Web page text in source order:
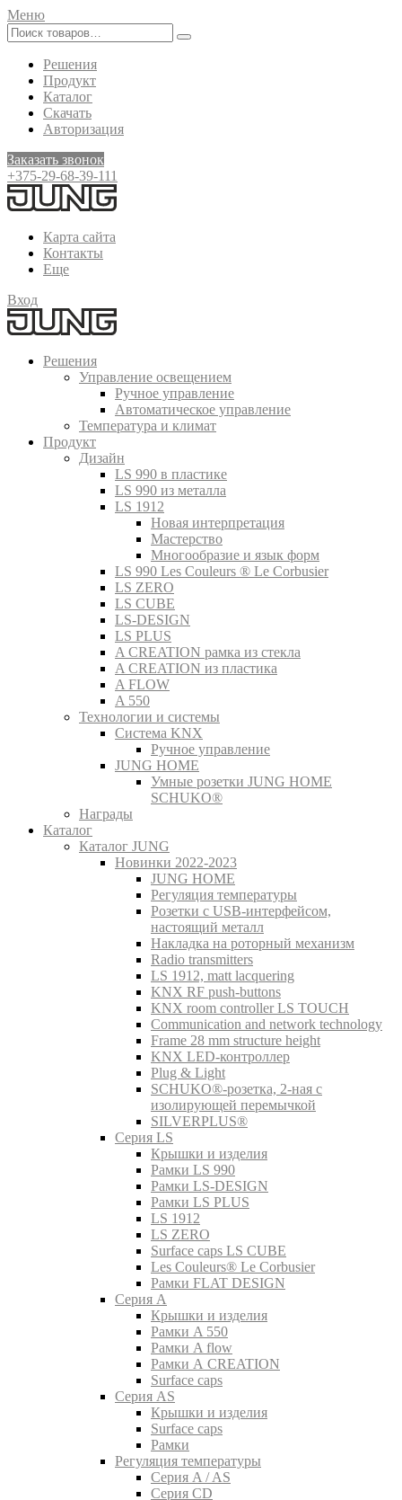
Меню
Решения
Продукт
Каталог
Скачать
Авторизация
Заказать звонок
+375-29-68-39-111
Карта сайта
Контакты
Еще
Вход
Решения
Управление освещением
Ручное управление
Автоматическое управление
Температура и климат
Продукт
Дизайн
LS 990 в пластике
LS 990 из металла
LS 1912
Новая интерпретация
Мастерство
Многообразие и язык форм
LS 990 Les Couleurs ® Le Corbusier
LS ZERO
LS CUBE
LS-DESIGN
LS PLUS
A CREATION рамка из стекла
A CREATION из пластика
A FLOW
A 550
Технологии и системы
Система KNX
Ручное управление
JUNG HOME
Умные розетки JUNG HOME
SCHUKO®
Награды
Каталог
Каталог JUNG
Новинки 2022-2023
JUNG HOME
Регуляция температуры
Розетки с USB-интерфейсом,
настоящий металл
Накладка на роторный механизм
Radio transmitters
LS 1912, matt lacquering
KNX RF push-buttons
KNX room controller LS TOUCH
Communication and network technology
Frame 28 mm structure height
KNX LED-контроллер
Plug & Light
SCHUKO®-розетка, 2-ная с
изолирующей перемычкой
SILVERPLUS®
Серия LS
Крышки и изделия
Рамки LS 990
Рамки LS-DESIGN
Рамки LS PLUS
LS 1912
LS ZERO
Surface caps LS CUBE
Les Couleurs® Le Corbusier
Рамки FLAT DESIGN
Серия A
Крышки и изделия
Рамки A 550
Рамки A flow
Рамки A CREATION
Surface caps
Серия AS
Крышки и изделия
Surface caps
Рамки
Регуляция температуры
Серия A / AS
Серия CD